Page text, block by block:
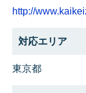
http://
対応エリア
東京都